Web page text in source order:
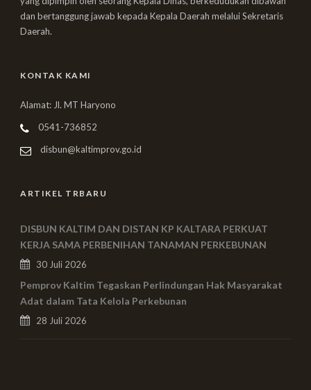
dan bertanggung jawab kepada Kepala Daerah melalui Sekretaris
Daerah.
KONTAK KAMI
Alamat: Jl. MT Haryono
0541-736852
disbun@kaltimprov.go.id
ARTIKEL TRBARU
DISBUN KALTIM DAN DISTAN KP KALTARA PERKUAT
KERJA SAMA PERBENIHAN TANAMAN PERKEBUNAN
30 Juli 2026
Pemprov Kaltim Tegaskan Perlindungan Hak Masyarakat
Adat dalam Tata Kelola Perkebunan
28 Juli 2026